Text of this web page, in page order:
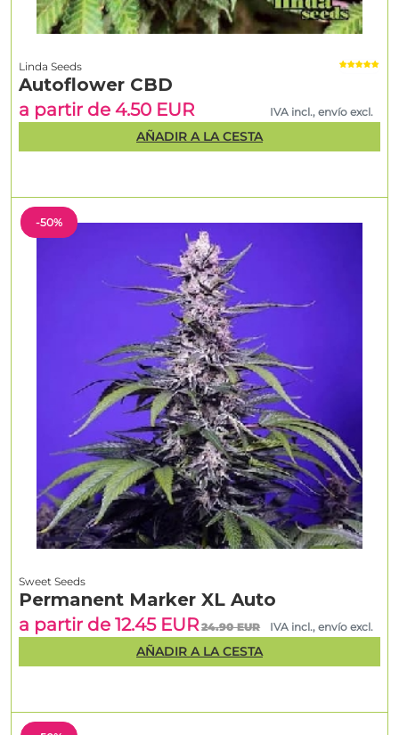
-50%
Sweet Seeds
Permanent Marker XL Auto
a partir de 12.45 EUR 24.90 EUR IVA incl., envío excl.
AÑADIR A LA CESTA
Linda Seeds
Autoflower CBD
a partir de 4.50 EUR
IVA incl., envío excl.
AÑADIR A LA CESTA